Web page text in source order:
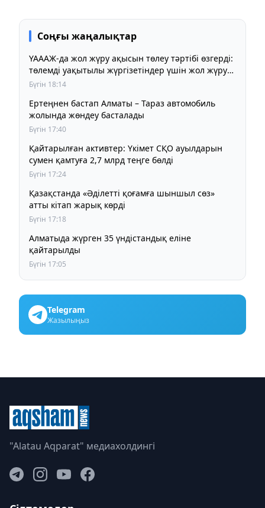
Соңғы жаңалықтар
ҮАААЖ-да жол жүру ақысын төлеу тәртібі өзгерді:
төлемді уақытылы жүргізетіндер үшін жол жүру
құны бұрынғы деңгейде сақталады
Бүгін 18:14
Ертеңнен бастап Алматы – Тараз автомобиль
жолында жөндеу басталады
Бүгін 17:40
Қайтарылған активтер: Үкімет СҚО ауылдарын
сумен қамтуға 2,7 млрд теңге бөлді
Бүгін 17:24
Қазақстанда «Әділетті қоғамға шыншыл сөз»
атты кітап жарық көрді
Бүгін 17:18
Алматыда жүрген 35 үндістандық еліне
қайтарылды
Бүгін 17:05
Telegram
Жазылыңыз
"Alatau Aqparat" медиахолдингі